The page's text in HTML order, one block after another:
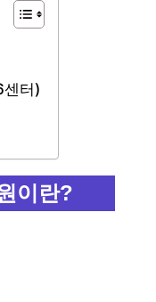
센터)
이란?